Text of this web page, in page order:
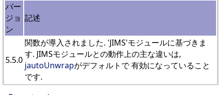
バー
ジョ
ン
記述
5.5.0
関数が導入されました. 'JIMS'モジュールに基づきま
す. JIMSモジュールとの動作上の主な違いは,
jautoUnwrapがデフォルトで 有効になっていること
です.